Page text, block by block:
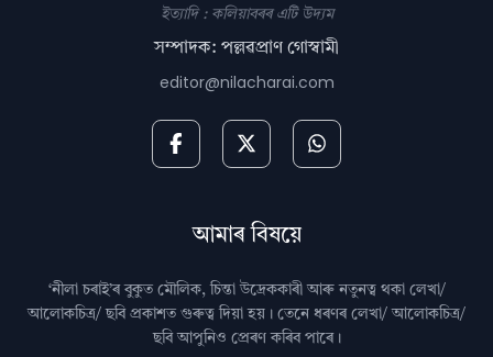
ইত্যাদি : কলিয়াবৰৰ এটি উদ্যম
সম্পাদক: পল্লৱপ্ৰাণ গোস্বামী
editor@nilacharai.com
আমাৰ বিষয়ে
‘নীলা চৰাই’ৰ বুকুত মৌলিক, চিন্তা উদ্রেককাৰী আৰু নতুনত্ব থকা লেখা/
আলোকচিত্ৰ/ ছবি প্রকাশত গুৰুত্ব দিয়া হয়। তেনে ধৰণৰ লেখা/ আলোকচিত্ৰ/
ছবি আপুনিও প্রেৰণ কৰিব পাৰে।